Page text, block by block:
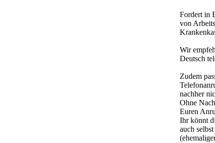
Fordert in
von
Wir
Deutsch
Zudem
nachher
Ohne
Euren
Ihr könnt
auch